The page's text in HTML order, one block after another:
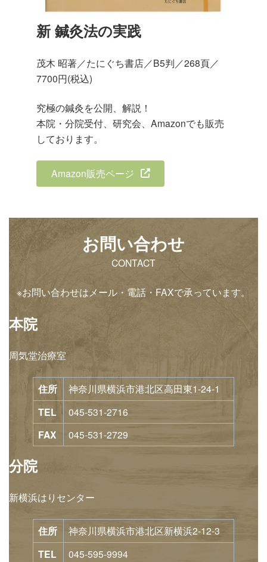
新 鍼灸法の実践
茂木 昭著／たにぐち書店／B5判／268頁／
7700円(税込)
究極の鍼灸を公開、解説！
本院・分院受付、研究会、Amazonでも販売
しております。
Amazon販売ページ
お問い合わせ
CONTACT
※お問い合わせはメール・電話・FAXで承っています。
本院
周気堂治療室
住所 神奈川県横浜市港北区高田東1-24-1
TEL 045-531-2716
FAX 045-531-2729
分院
新横浜はりセンター
住所 神奈川県横浜市港北区新横浜2-12-3
TEL 045-595-9994